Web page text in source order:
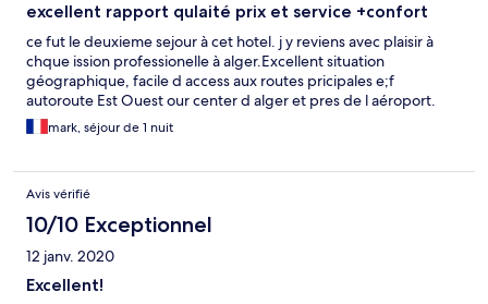
excellent rapport qulaité prix et service +confort
ce fut le deuxieme sejour à cet hotel. j y reviens avec plaisir à
chque ission professionelle à alger.Excellent situation
géographique, facile d access aux routes pricipales e;f
autoroute Est Ouest our center d alger et pres de l aéroport.
mark, séjour de 1 nuit
Avis vérifié
10/10 Exceptionnel
12 janv. 2020
Excellent!